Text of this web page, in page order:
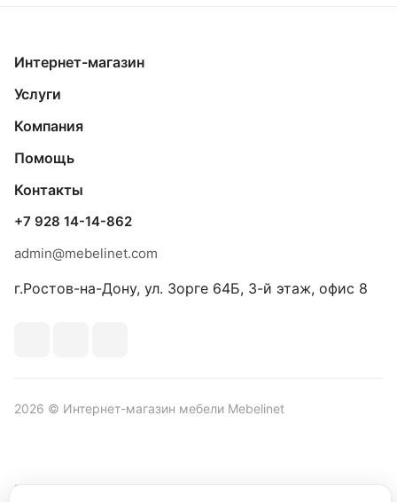
Интернет-магазин
Услуги
Компания
Помощь
Контакты
+7 928 14-14-862
admin@mebelinet.com
г.Ростов-на-Дону, ул. Зорге 64Б, 3-й этаж, офис 8
2026 © Интернет-магазин мебели Mebelinet
Политика обработки персональных данных